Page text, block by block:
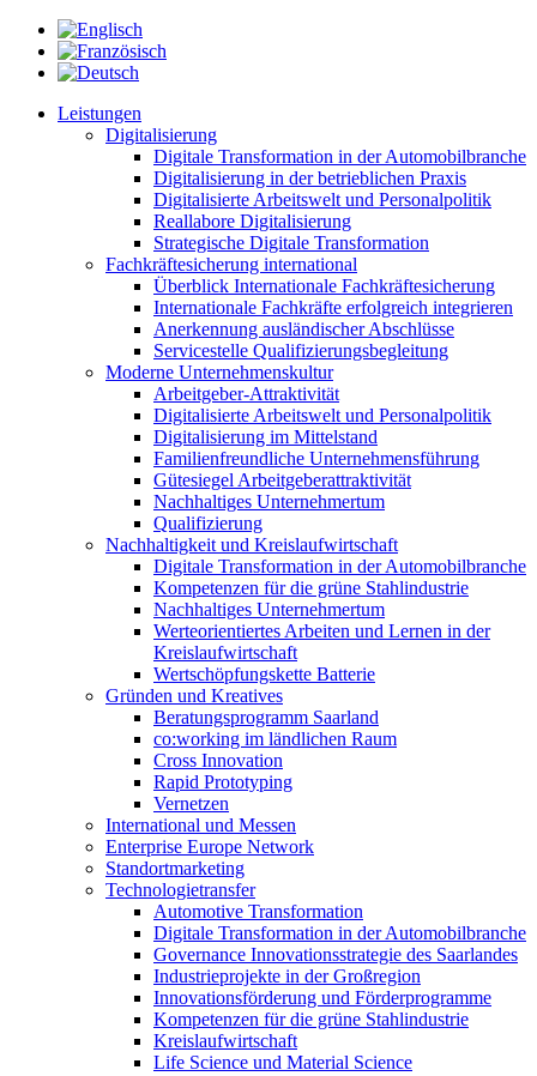
Leistungen
Digitalisierung
Digitale Transformation in der Automobilbranche
Digitalisierung in der betrieblichen Praxis
Digitalisierte Arbeitswelt und Personalpolitik
Reallabore Digitalisierung
Strategische Digitale Transformation
Fachkräftesicherung international
Überblick Internationale Fachkräftesicherung
Internationale Fachkräfte erfolgreich integrieren
Anerkennung ausländischer Abschlüsse
Servicestelle Qualifizierungsbegleitung
Moderne Unternehmenskultur
Arbeitgeber-Attraktivität
Digitalisierte Arbeitswelt und Personalpolitik
Digitalisierung im Mittelstand
Familienfreundliche Unternehmensführung
Gütesiegel Arbeitgeberattraktivität
Nachhaltiges Unternehmertum
Qualifizierung
Nachhaltigkeit und Kreislaufwirtschaft
Digitale Transformation in der Automobilbranche
Kompetenzen für die grüne Stahlindustrie
Nachhaltiges Unternehmertum
Werteorientiertes Arbeiten und Lernen in der
Kreislaufwirtschaft
Wertschöpfungskette Batterie
Gründen und Kreatives
Beratungsprogramm Saarland
co:working im ländlichen Raum
Cross Innovation
Rapid Prototyping
Vernetzen
International und Messen
Enterprise Europe Network
Standortmarketing
Technologietransfer
Automotive Transformation
Digitale Transformation in der Automobilbranche
Governance Innovationsstrategie des Saarlandes
Industrieprojekte in der Großregion
Innovationsförderung und Förderprogramme
Kompetenzen für die grüne Stahlindustrie
Kreislaufwirtschaft
Life Science und Material Science